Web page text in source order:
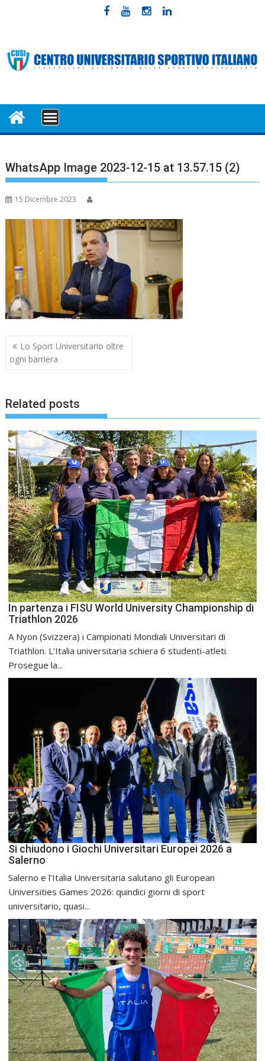
MENU
WhatsApp Image 2023-12-15 at 13.57.15 (2)
15 Dicembre 2023
Navigazione
articoli
Lo Sport Universitario oltre
ogni barriera
Related posts
In partenza i FISU World University Championship di
Triathlon 2026
A Nyon (Svizzera) i Campionati Mondiali Universitari di
Triathlon. L’Italia universitaria schiera 6 studenti-atleti.
Prosegue la...
Si chiudono i Giochi Universitari Europei 2026 a
Salerno
Salerno e l’Italia Universitaria salutano gli European
Universities Games 2026: quindici giorni di sport
universitario, quasi...